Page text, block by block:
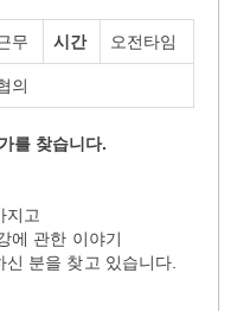
무 시간 오전타임
의
를 찾습니다.
지고
에 관한 이야기
분을 찾고 있습니다.